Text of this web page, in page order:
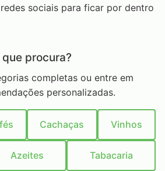
sociais para ficar por dentro
procura?
completas ou entre em
personalizadas.
Cachaças Vinhos
Azeites Tabacaria